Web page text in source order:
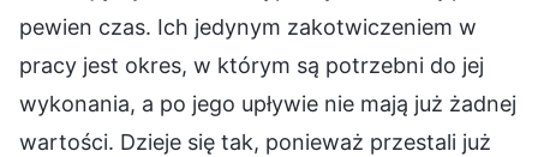
pewien czas. Ich jedynym zakotwiczeniem w
pracy jest okres, w którym są potrzebni do jej
wykonania, a po jego upływie nie mają już żadnej
wartości. Dzieje się tak, ponieważ przestali już